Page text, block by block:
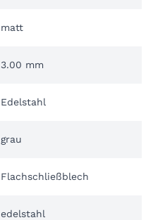
matt
3.00 mm
Edelstahl
grau
Flachschließblech
edelstahl